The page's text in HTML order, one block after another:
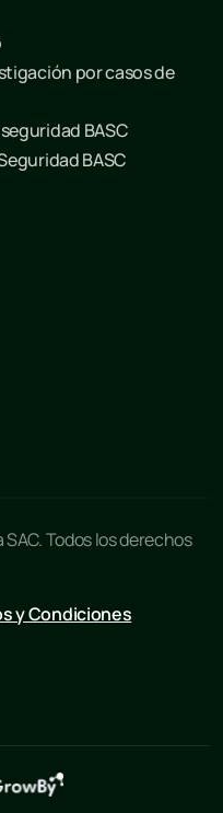
por casos de
BASC
BASC
Todos los derechos
y Condiciones